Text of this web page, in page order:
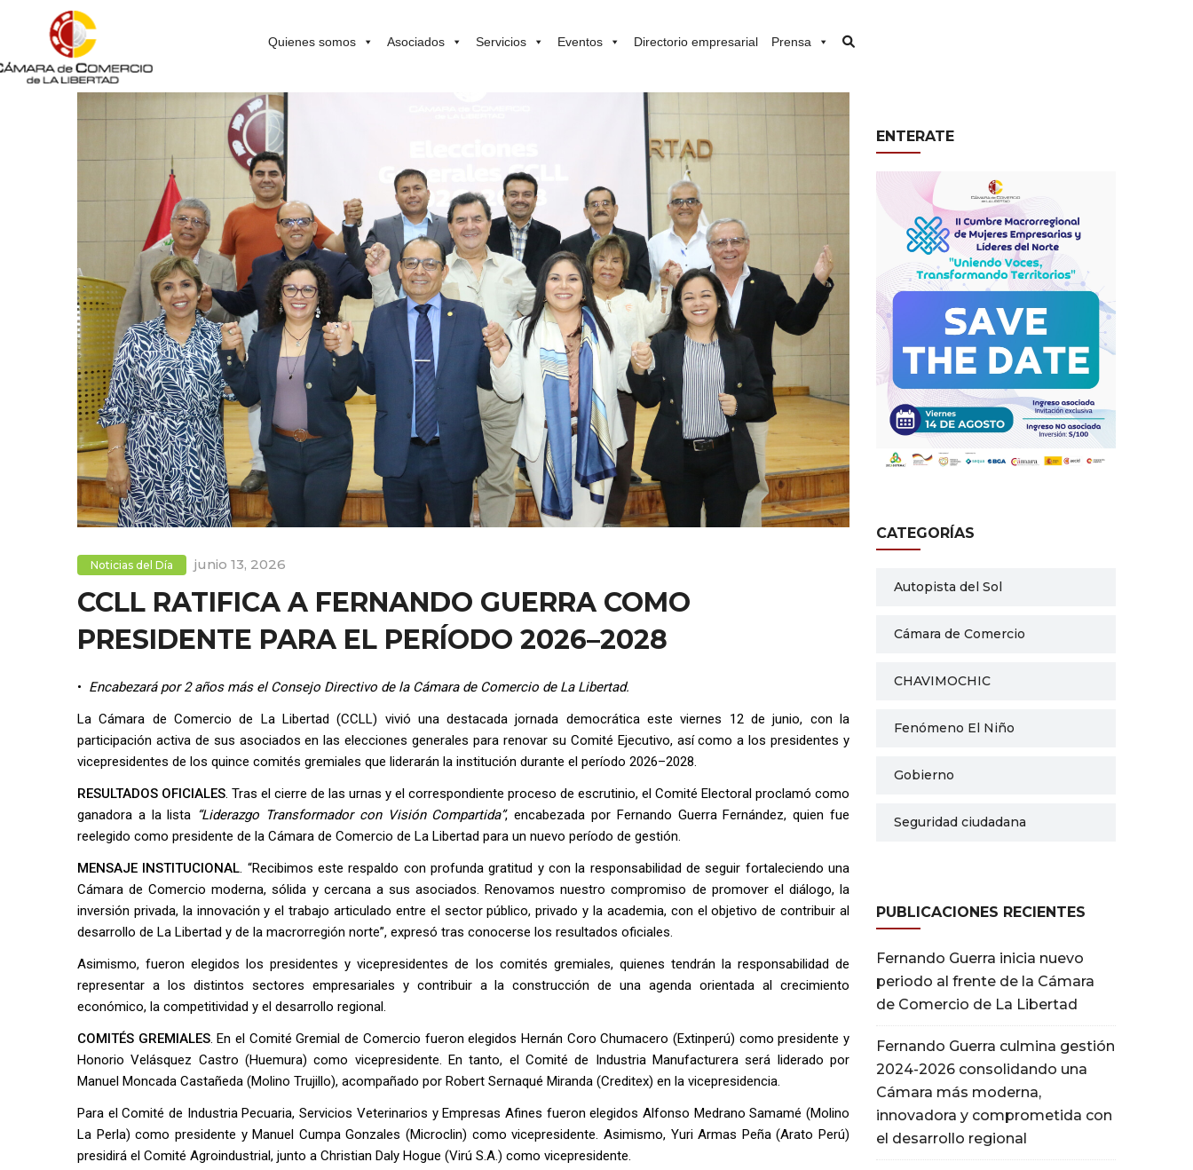
Quienes somos Asociados Servicios Eventos Directorio empresarial Prensa
Noticias del Día junio 13, 2026
CCLL RATIFICA A FERNANDO GUERRA COMO
PRESIDENTE PARA EL PERÍODO 2026–2028
• Encabezará por 2 años más el Consejo Directivo de la Cámara de Comercio de La Libertad.
La Cámara de Comercio de La Libertad (CCLL) vivió una destacada jornada democrática este viernes 12 de junio, con la
participación activa de sus asociados en las elecciones generales para renovar su Comité Ejecutivo, así como a los presidentes y
vicepresidentes de los quince comités gremiales que liderarán la institución durante el período 2026–2028.
RESULTADOS OFICIALES. Tras el cierre de las urnas y el correspondiente proceso de escrutinio, el Comité Electoral proclamó como
ganadora a la lista “Liderazgo Transformador con Visión Compartida”, encabezada por Fernando Guerra Fernández, quien fue
reelegido como presidente de la Cámara de Comercio de La Libertad para un nuevo período de gestión.
MENSAJE INSTITUCIONAL. “Recibimos este respaldo con profunda gratitud y con la responsabilidad de seguir fortaleciendo una
Cámara de Comercio moderna, sólida y cercana a sus asociados. Renovamos nuestro compromiso de promover el diálogo, la
inversión privada, la innovación y el trabajo articulado entre el sector público, privado y la academia, con el objetivo de contribuir al
desarrollo de La Libertad y de la macrorregión norte”, expresó tras conocerse los resultados oficiales.
Asimismo, fueron elegidos los presidentes y vicepresidentes de los comités gremiales, quienes tendrán la responsabilidad de
representar a los distintos sectores empresariales y contribuir a la construcción de una agenda orientada al crecimiento
económico, la competitividad y el desarrollo regional.
COMITÉS GREMIALES. En el Comité Gremial de Comercio fueron elegidos Hernán Coro Chumacero (Extinperú) como presidente y
Honorio Velásquez Castro (Huemura) como vicepresidente. En tanto, el Comité de Industria Manufacturera será liderado por
Manuel Moncada Castañeda (Molino Trujillo), acompañado por Robert Sernaqué Miranda (Creditex) en la vicepresidencia.
Para el Comité de Industria Pecuaria, Servicios Veterinarios y Empresas Afines fueron elegidos Alfonso Medrano Samamé (Molino
La Perla) como presidente y Manuel Cumpa Gonzales (Microclin) como vicepresidente. Asimismo, Yuri Armas Peña (Arato Perú)
presidirá el Comité Agroindustrial, junto a Christian Daly Hogue (Virú S.A.) como vicepresidente.
ENTERATE
CATEGORÍAS
Autopista del Sol
Cámara de Comercio
CHAVIMOCHIC
Fenómeno El Niño
Gobierno
Seguridad ciudadana
PUBLICACIONES RECIENTES
Fernando Guerra inicia nuevo
periodo al frente de la Cámara
de Comercio de La Libertad
Fernando Guerra culmina gestión
2024-2026 consolidando una
Cámara más moderna,
innovadora y comprometida con
el desarrollo regional